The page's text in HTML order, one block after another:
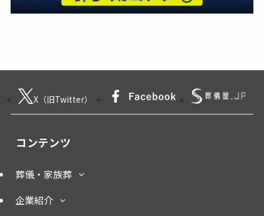
X（旧Twitter）
コンテンツ
葬儀・家族葬
企業紹介